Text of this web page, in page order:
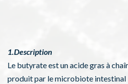
1.Description
Le butyrate est un acide gras à
produit par le microbiote intestinal